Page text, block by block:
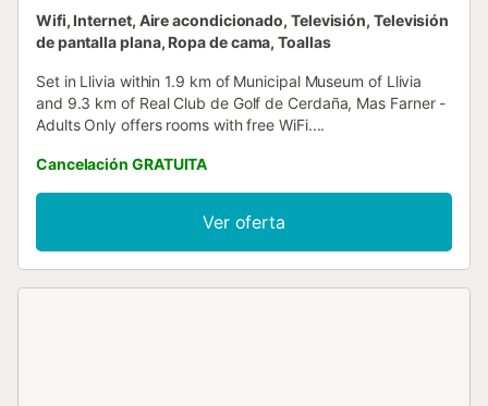
Wifi, Internet, Aire acondicionado, Televisión, Televisión
de pantalla plana, Ropa de cama, Toallas
Set in Llivia within 1.9 km of Municipal Museum of Llivia
and 9.3 km of Real Club de Golf de Cerdaña, Mas Farner -
Adults Only offers rooms with free WiFi....
Cancelación GRATUITA
Ver oferta